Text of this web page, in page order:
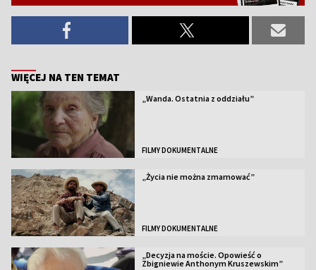
WIĘCEJ NA TEN TEMAT
„Wanda. Ostatnia z oddziału”
FILMY DOKUMENTALNE
„Życia nie można zmarnować”
FILMY DOKUMENTALNE
„Decyzja na moście. Opowieść o
Zbigniewie Anthonym Kruszewskim”